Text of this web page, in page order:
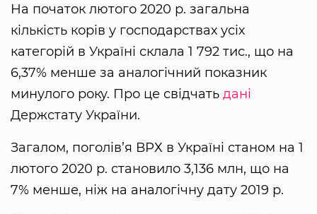
На початок лютого 2020 р. загальна
кількість корів у господарствах усіх
категорій в Україні склала 1 792 тис., що на
6,37% менше за аналогічний показник
минулого року. Про це свідчать дані
Держстату України.
Загалом, поголів’я ВРХ в Україні станом на 1
лютого 2020 р. становило 3,136 млн, що на
7% менше, ніж на аналогічну дату 2019 р.